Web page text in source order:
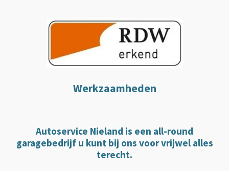
Werkzaamheden
Autoservice Nieland is een all-round
garagebedrijf u kunt bij ons voor vrijwel alles
terecht.